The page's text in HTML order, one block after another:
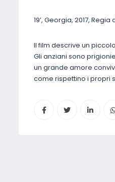
19’, Georgia, 2017,
Il film descrive un
Gli anziani sono
un grande amore
come rispettino i propri